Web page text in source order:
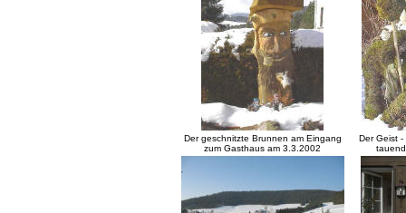
Der geschnitzte Brunnen am Eingang
zum Gasthaus am 3.3.2002
Der Geist